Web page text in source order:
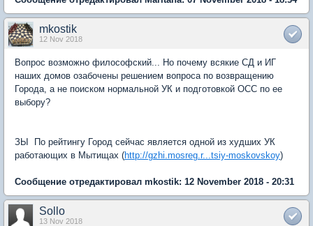
mkostik
12 Nov 2018
Вопрос возможно философский... Но почему всякие СД и ИГ
наших домов озабочены решением вопроса по возвращению
Города, а не поиском нормальной УК и подготовкой ОСС по ее
выбору?
ЗЫ По рейтингу Город сейчас является одной из худших УК
работающих в Мытищах (http://gzhi.mosreg.r...tsiy-moskovskoy)
Сообщение отредактировал mkostik: 12 November 2018 - 20:31
Sollo
13 Nov 2018